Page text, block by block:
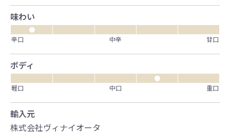
味わい
●
辛口
中辛 甘口
ボディ
●
軽口
中口 重口
輸入元
株式会社ヴィナイオータ